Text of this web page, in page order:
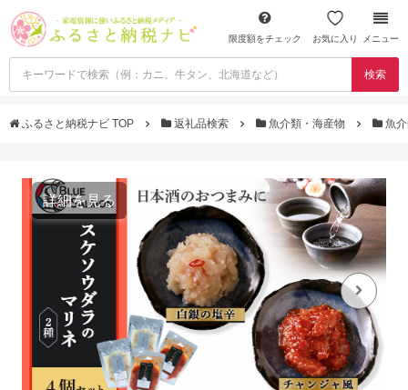
限度額をチェック お気に入り メニュー
検索
ふるさと納税ナビ TOP 返礼品検索 魚介類・海産物 魚介
詳細を見る